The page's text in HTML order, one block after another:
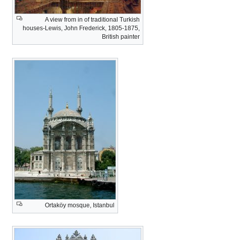
A view from in of traditional Turkish
houses-Lewis, John Frederick, 1805-1875,
British painter
Ortaköy mosque, Istanbul